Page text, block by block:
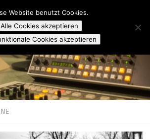
Website benutzt Cookies.
Alle Cookies akzeptieren
Cookies akzeptieren